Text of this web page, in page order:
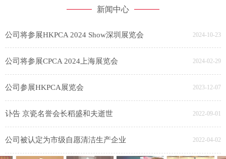
新闻中心
公司将参展HKPCA 2024 Show深圳展览会 2024-10-23
公司将参展CPCA 2024上海展览会 2024-02-29
公司参展HKPCA展览会 2023-12-07
讣告 京瓷名誉会长稻盛和夫逝世 2022-09-01
公司被认定为市级自愿清洁生产企业 2022-04-02